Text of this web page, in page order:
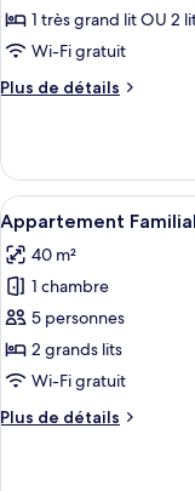
ce
type
chambre :
Rooftop,
No
Housekeeping)
1 très grand lit OU 2
Wi-Fi gratuit
Plus de détails
Plus
le
type
de
chambre
Appartement
(Studio
Rooftop,
No
Housekeeping)
Afficher
toutes
les
photos
pour
ce
type
chambre :
5
Appartement
40 m²
1 chambre
5 personnes
2 grands lits
Wi-Fi gratuit
Plus de détails
Plus